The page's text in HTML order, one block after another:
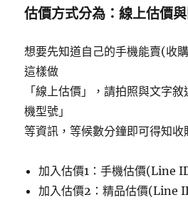
估價方式分為：線上估價
想要先知道自己的手機能賣(收
這樣做
「線上估價」，請拍照與文字
機型號」
等資訊，等候數分鐘即可得知收
加入估價1：手機估價(Line
加入估價2：精品估價(Line